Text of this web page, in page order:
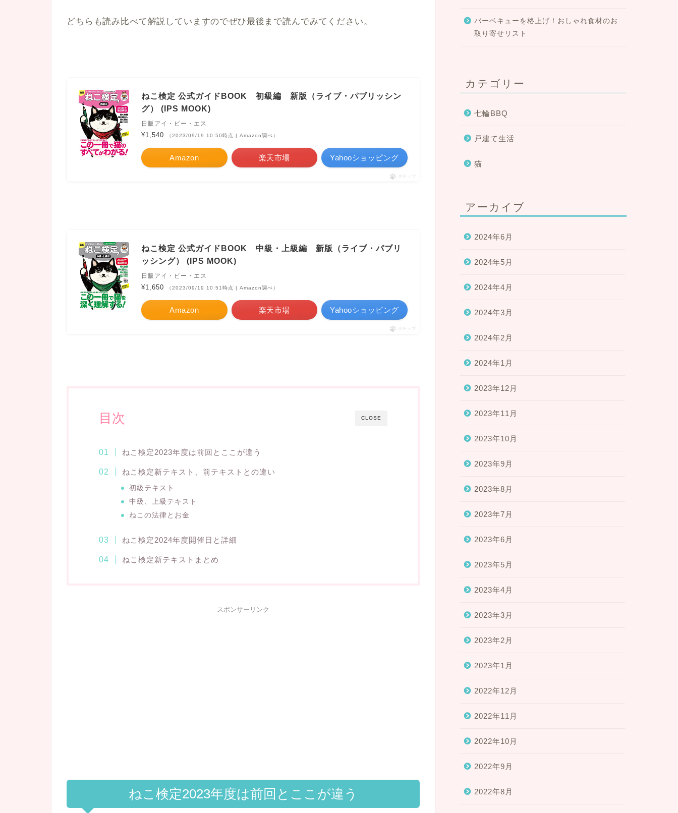
どちらも読み比べて解説していますのでぜひ最後まで読んでみてください。
ねこ検定 公式ガイドBOOK 初級編 新版（ライブ・パブリッシン
グ） (IPS MOOK)
日販アイ・ピー・エス
¥1,540 （2023/09/19 10:50時点 | Amazon調べ）
Amazon 楽天市場 Yahooショッピング
ポチップ
ねこ検定 公式ガイドBOOK 中級・上級編 新版（ライブ・パブリ
ッシング） (IPS MOOK)
日販アイ・ピー・エス
¥1,650 （2023/09/19 10:51時点 | Amazon調べ）
Amazon 楽天市場 Yahooショッピング
ポチップ
CLOSE
目次
ねこ検定2023年度は前回とここが違う
ねこ検定新テキスト、前テキストとの違い
初級テキスト
中級、上級テキスト
ねこの法律とお金
ねこ検定2024年度開催日と詳細
ねこ検定新テキストまとめ
スポンサーリンク
ねこ検定2023年度は前回とここが違う
バーベキューを格上げ！おしゃれ食材のお
取り寄せリスト
カテゴリー
七輪BBQ
戸建て生活
猫
アーカイブ
2024年6月
2024年5月
2024年4月
2024年3月
2024年2月
2024年1月
2023年12月
2023年11月
2023年10月
2023年9月
2023年8月
2023年7月
2023年6月
2023年5月
2023年4月
2023年3月
2023年2月
2023年1月
2022年12月
2022年11月
2022年10月
2022年9月
2022年8月